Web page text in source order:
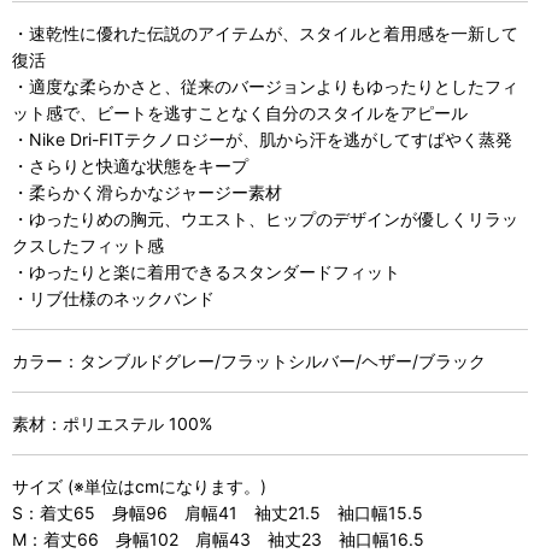
・速乾性に優れた伝説のアイテムが、スタイルと着用感を一新して
復活
・適度な柔らかさと、従来のバージョンよりもゆったりとしたフィ
ット感で、ビートを逃すことなく自分のスタイルをアピール
・Nike Dri-FITテクノロジーが、肌から汗を逃がしてすばやく蒸発
・さらりと快適な状態をキープ
・柔らかく滑らかなジャージー素材
・ゆったりめの胸元、ウエスト、ヒップのデザインが優しくリラッ
クスしたフィット感
・ゆったりと楽に着用できるスタンダードフィット
・リブ仕様のネックバンド
カラー：タンブルドグレー/フラットシルバー/ヘザー/ブラック
素材：ポリエステル 100%
サイズ (※単位はcmになります。)
S：着丈65 身幅96 肩幅41 袖丈21.5 袖口幅15.5
M：着丈66 身幅102 肩幅43 袖丈23 袖口幅16.5